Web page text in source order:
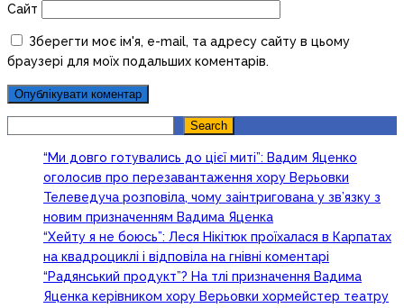
Сайт
Зберегти моє ім'я, e-mail, та адресу сайту в цьому
браузері для моїх подальших коментарів.
Search
“Ми довго готувались до цієї миті”: Вадим Яценко
оголосив про перезавантаження хору Верьовки
Телеведуча розповіла, чому заінтригована у зв’язку з
новим призначенням Вадима Яценка
“Хейту я не боюсь”: Леся Нікітюк проїхалася в Карпатах
на квадроциклі і відповіла на гнівні коментарі
“Радянський продукт”? На тлі призначення Вадима
Яценка керівником хору Верьовки хормейстер театру